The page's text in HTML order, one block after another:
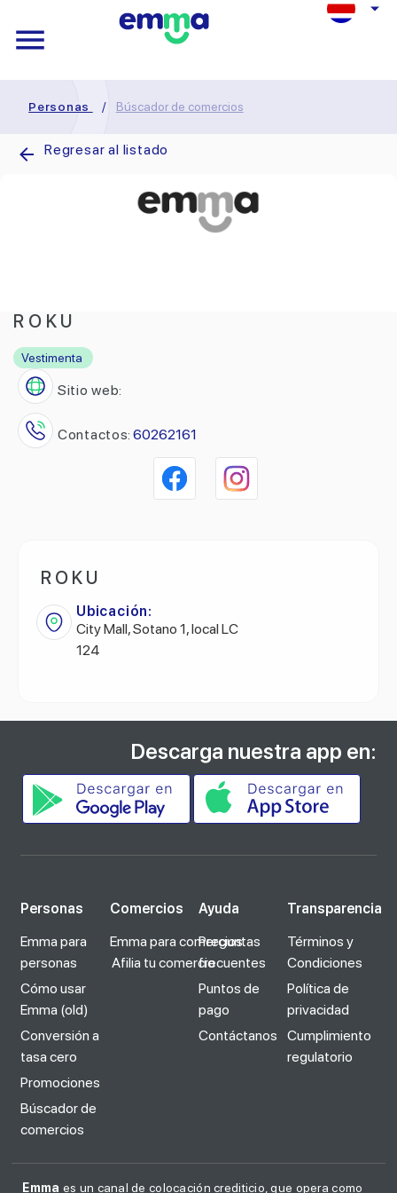
Personas / Búscador de comercios
Regresar al listado
R O K U
Vestimenta
Sitio web:
Contactos: 60262161
R O K U
Ubicación:
City Mall, Sotano 1, local LC
124
Descarga nuestra app en:
Personas
Emma para
personas
Cómo usar
Emma (old)
Conversión a
tasa cero
Promociones
Búscador de
comercios
Comercios
Emma para comercios
Afilia tu comercio
Ayuda
Preguntas
frecuentes
Puntos de
pago
Contáctanos
Transparencia
Términos y
Condiciones
Política de
privacidad
Cumplimiento
regulatorio
Emma es un canal de colocación crediticio, que opera como